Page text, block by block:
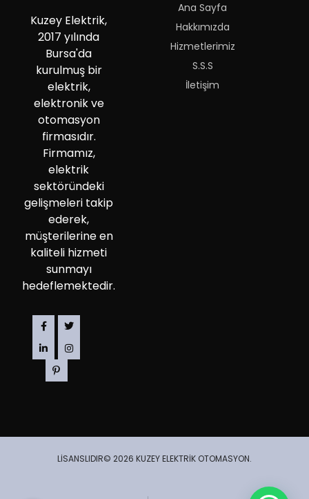
Kuzey Elektrik,
2017 yılında
Bursa'da
kurulmuş bir
elektrik,
elektronik ve
otomasyon
firmasıdır.
Firmamız,
elektrik
sektöründeki
gelişmeleri takip
ederek,
müşterilerine en
kaliteli hizmeti
sunmayı
hedeflemektedir.
Ana Sayfa
Hakkımızda
Hizmetlerimiz
S.S.S
İletişim
LİSANSLIDIR© 2026 KUZEY ELEKTRİK OTOMASYON.